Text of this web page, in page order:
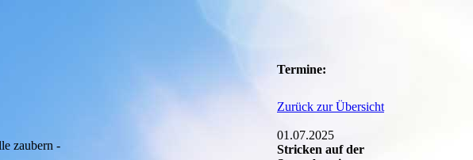
zaubern -
Termine:
Zurück zur Übersicht
01.07.2025
Stricken auf der